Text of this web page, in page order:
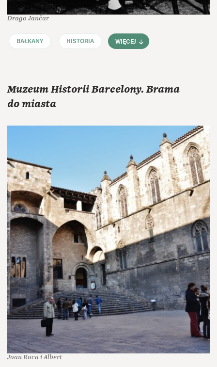
Drago Jančar
BAŁKANY HISTORIA WIĘCEJ
Muzeum Historii Barcelony. Brama
do miasta
Joan Roca i Albert